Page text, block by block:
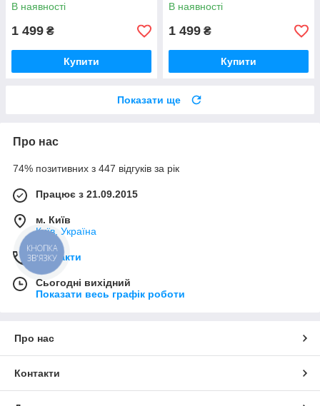
дизайном
В наявності
1 499 ₴
Купити
В наявності
1 499 ₴
Купити
Показати ще
Про нас
74% позитивних з 447 відгуків за рік
Працює з 21.09.2015
м. Київ
Київ, Україна
Контакти
Сьогодні вихідний
Показати весь графік роботи
Про нас
Контакти
КНОПКА
ЗВ'ЯЗКУ